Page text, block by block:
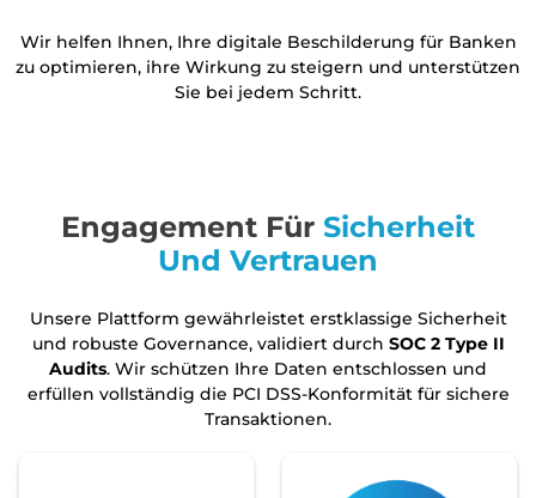
Wir helfen Ihnen, Ihre digitale Beschilderung für Banken
zu optimieren, ihre Wirkung zu steigern und unterstützen
Sie bei jedem Schritt.
Engagement Für Sicherheit
Und Vertrauen
Unsere Plattform gewährleistet erstklassige Sicherheit
und robuste Governance, validiert durch SOC 2 Type II
Audits. Wir schützen Ihre Daten entschlossen und
erfüllen vollständig die PCI DSS-Konformität für sichere
Transaktionen.